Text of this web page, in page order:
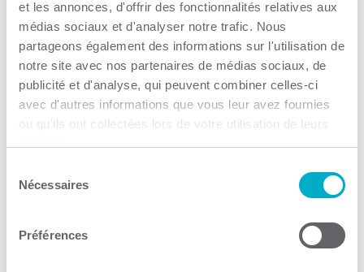
et les annonces, d'offrir des fonctionnalités relatives aux
médias sociaux et d'analyser notre trafic. Nous
partageons également des informations sur l'utilisation de
notre site avec nos partenaires de médias sociaux, de
publicité et d'analyse, qui peuvent combiner celles-ci
avec d'autres informations que vous leur avez fournies
ou qu'ils ont collectées lors de votre utilisation de leurs
Nécessaires
Préférences
Consulter le site Web
Consulter le site Web